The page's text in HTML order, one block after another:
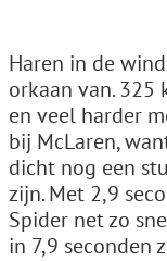
Haren in de
orkaan van. 325
en veel harder
bij McLaren,
dicht nog een
zijn. Met 2,9
Spider net zo
in 7,9 seconden